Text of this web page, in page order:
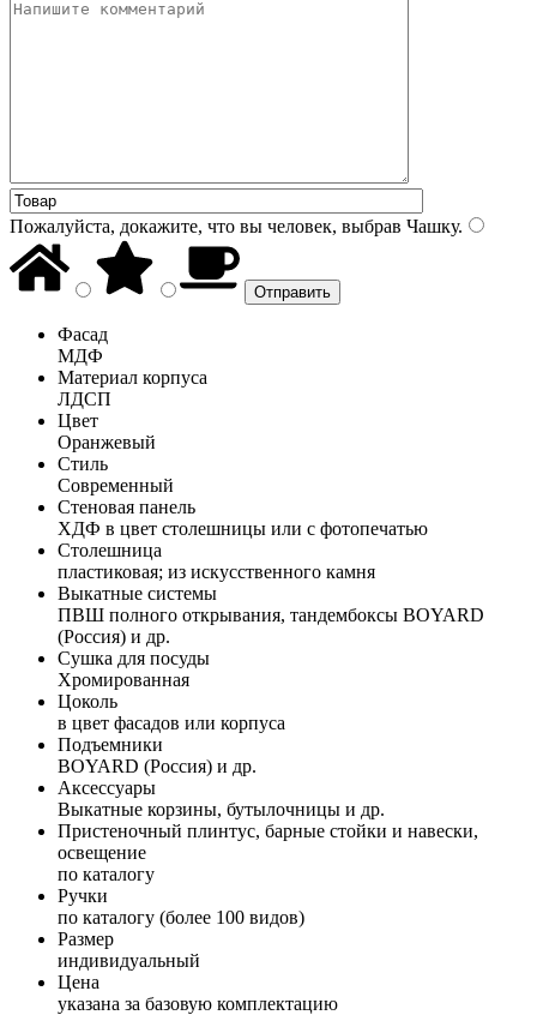
Пожалуйста, докажите, что вы человек, выбрав Чашку.
Фасад
МДФ
Материал корпуса
ЛДСП
Цвет
Оранжевый
Стиль
Современный
Стеновая панель
ХДФ в цвет столешницы или с фотопечатью
Столешница
пластиковая; из искусственного камня
Выкатные системы
ПВШ полного открывания, тандембоксы BOYARD
(Россия) и др.
Сушка для посуды
Хромированная
Цоколь
в цвет фасадов или корпуса
Подъемники
BOYARD (Россия) и др.
Аксессуары
Выкатные корзины, бутылочницы и др.
Пристеночный плинтус, барные стойки и навески,
освещение
по каталогу
Ручки
по каталогу (более 100 видов)
Размер
индивидуальный
Цена
указана за базовую комплектацию